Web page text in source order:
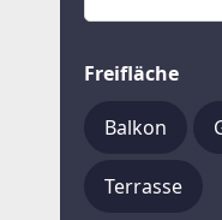
Freifläche
Balkon
Terrasse